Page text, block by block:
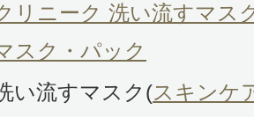
リニーク 洗い流すマス
スク・パック
い流すマスク(スキンケ